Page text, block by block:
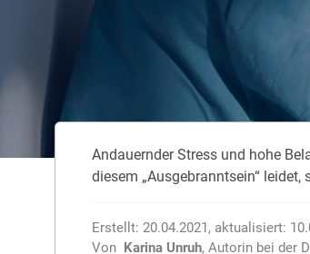
Rasseportrait des
Zwingerhusten beim
Würmer, Wurmkur &
Tierarztkosten für
Andauernder Stress und hohe
diesem „Ausgebranntsein“
Erstellt: 20.04.2021, aktualisiert:
Von Karina Unruh, Autorin bei der